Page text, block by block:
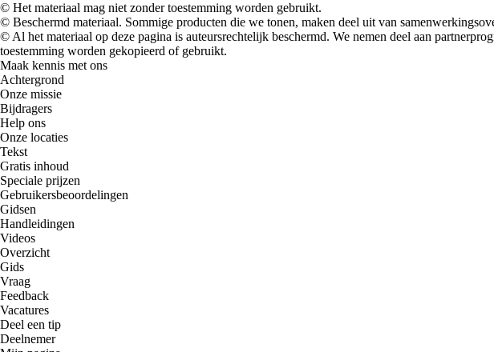
© Het materiaal mag niet zonder toestemming worden gebruikt.
© Beschermd materiaal. Sommige producten die we tonen, maken deel uit van
© Al het materiaal op deze pagina is auteursrechtelijk beschermd. We nemen deel aan
toestemming worden gekopieerd of gebruikt.
Maak kennis met ons
Achtergrond
Onze missie
Bijdragers
Help ons
Onze locaties
Tekst
Gratis inhoud
Speciale prijzen
Gebruikersbeoordelingen
Gidsen
Handleidingen
Videos
Overzicht
Gids
Vraag
Feedback
Vacatures
Deel een tip
Deelnemer